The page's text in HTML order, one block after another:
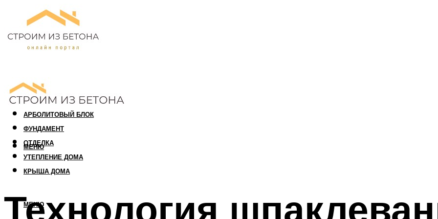
ПЕНОБЛОК
ГАЗОБЛОК
АРБОЛИТОВЫЙ БЛОК
ФУНДАМЕНТ
ОТДЕЛКА
УТЕПЛЕНИЕ ДОМА
КРЫША ДОМА
МЕНЮ
МЕНЮ
Технология